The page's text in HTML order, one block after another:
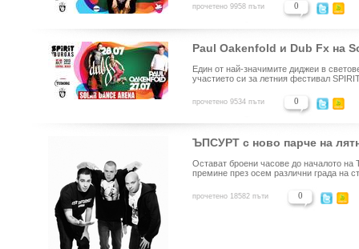
прочетено 9958 пъти 0
Paul Oakenfold и Dub Fx на
Един от най-значимите диджеи в
участието си за летния фестивал
прочетено 9534 пъти 0
ЪПСУРТ с ново парче на
Остават броени часове до началото на
премине през осем различни града на
прочетено 18582 пъти 0